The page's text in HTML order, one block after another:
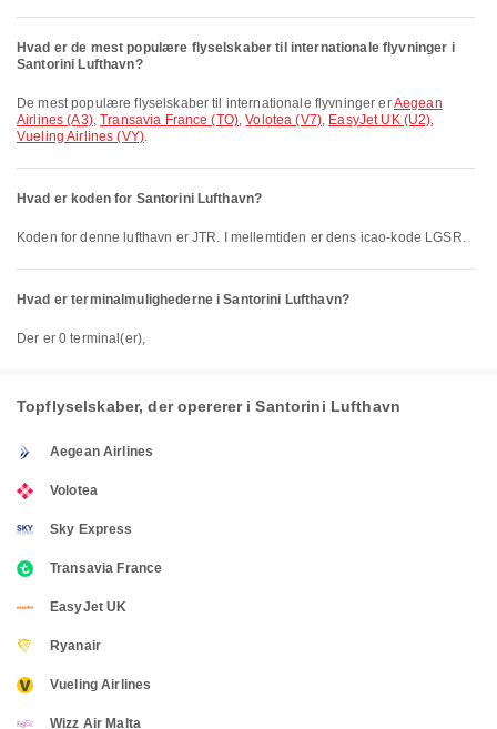
Hvad er de mest populære flyselskaber til internationale flyvninger i
Santorini Lufthavn?
De mest populære flyselskaber til internationale flyvninger erAegean
Airlines (A3),Transavia France (TO),Volotea (V7), EasyJet UK (U2),
Vueling Airlines (VY).
Hvad er koden for Santorini Lufthavn?
Koden for denne lufthavn er JTR. I mellemtiden er dens icao-kode LGSR.
Hvad er terminalmulighederne i Santorini Lufthavn?
Der er 0 terminal(er),
Topflyselskaber, der opererer i Santorini Lufthavn
Aegean Airlines
Volotea
Sky Express
Transavia France
EasyJet UK
Ryanair
Vueling Airlines
Wizz Air Malta